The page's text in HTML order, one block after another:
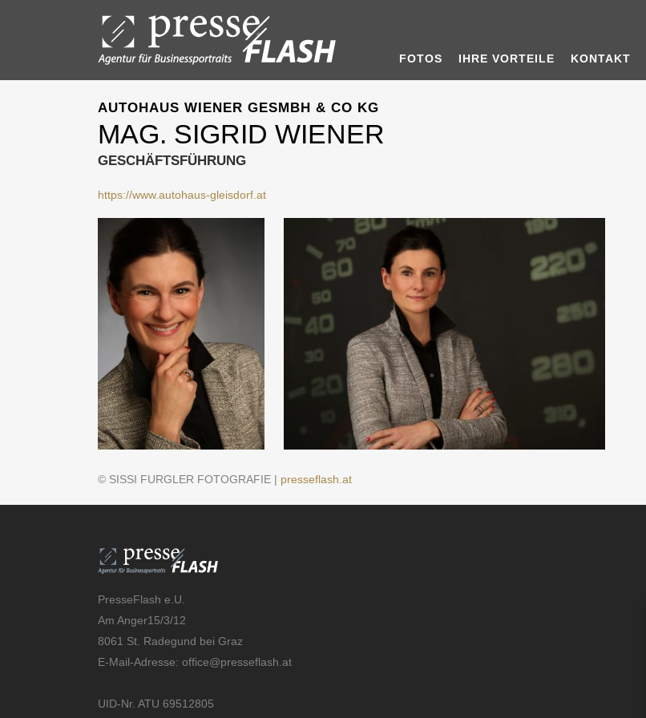
FOTOS IHRE VORTEILE KONTAKT
AUTOHAUS WIENER GESMBH & CO KG
MAG. SIGRID WIENER
GESCHÄFTSFÜHRUNG
https://www.autohaus-gleisdorf.at
© SISSI FURGLER FOTOGRAFIE | presseflash.at
PresseFlash e.U.
Am Anger15/3/12
8061 St. Radegund bei Graz
E-Mail-Adresse: office@presseflash.at
UID-Nr. ATU 69512805